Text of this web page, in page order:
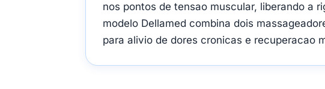
nos pontos de tensao muscular, liberando a
modelo Dellamed combina dois
para alivio de dores cronicas e recuperacao